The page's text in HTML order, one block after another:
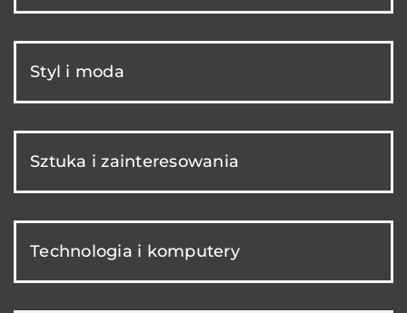
Styl i moda
Sztuka i zainteresowania
Technologia i komputery